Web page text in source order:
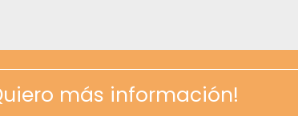
más información!